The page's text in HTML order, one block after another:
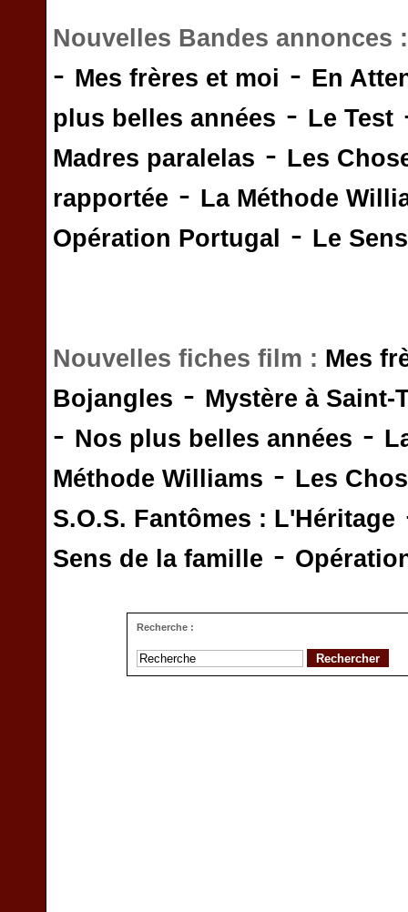
Nouvelles Bandes annonces
- Mes frères et moi - En
plus belles années - Le Test
Madres paralelas - Les
rapportée - La Méthode
Opération Portugal
- Le
Nouvelles fiches film : Mes
Bojangles - Mystère à Saint-
- Nos plus belles années -
Méthode Williams - Les
S.O.S. Fantômes : L'Héritage
Sens de la famille -
Recherche :